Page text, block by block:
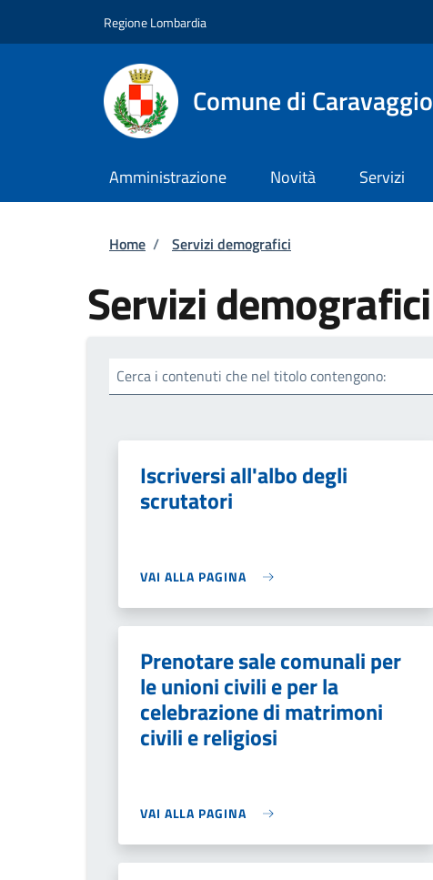
Regione Lombardia
Comune di Caravaggio
Amministrazione Novità Servizi
Briciole di pane
Home / Servizi demografici
Servizi demografici
Cerca i contenuti che nel titolo contengono:
Iscriversi all'albo degli
scrutatori
VAI ALLA PAGINA
Prenotare sale comunali per
le unioni civili e per la
celebrazione di matrimoni
civili e religiosi
VAI ALLA PAGINA